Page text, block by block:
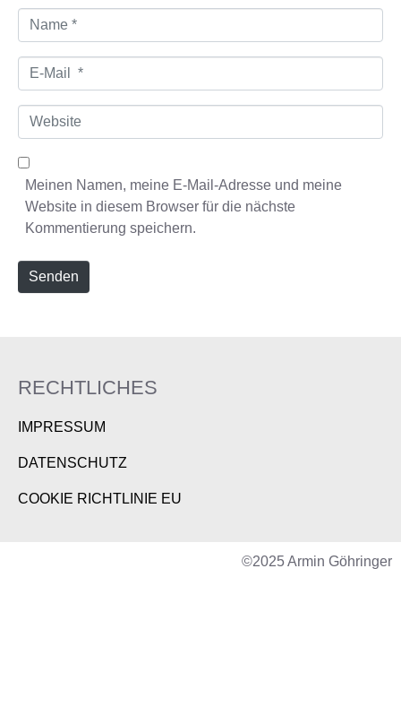
*
a
m
*
-
M
l
W
e
b
Meinen Namen, meine E-Mail-Adresse und meine
Website in diesem Browser für die nächste
Kommentierung speichern.
Senden
RECHTLICHES
IMPRESSUM
DATENSCHUTZ
COOKIE RICHTLINIE EU
©2025 Armin Göhringer